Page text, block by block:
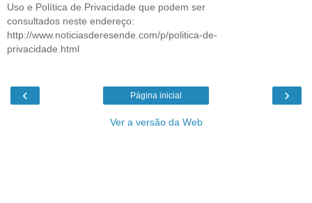
Uso e Política de Privacidade que podem ser
consultados neste endereço:
http://www.noticiasderesende.com/p/politica-de-
privacidade.html
‹ ›
Página inicial
Ver a versão da Web